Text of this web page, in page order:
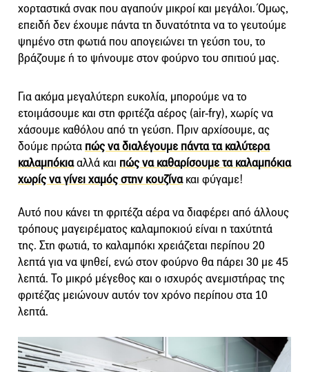
χορταστικά σνακ που αγαπούν μικροί και μεγάλοι. Όμως,
επειδή δεν έχουμε πάντα τη δυνατότητα να το γευτούμε
ψημένο στη φωτιά που απογειώνει τη γεύση του, το
βράζουμε ή το ψήνουμε στον φούρνο του σπιτιού μας.
Για ακόμα μεγαλύτερη ευκολία, μπορούμε να το
ετοιμάσουμε και στη φριτέζα αέρος (air-fry), χωρίς να
χάσουμε καθόλου από τη γεύση. Πριν αρχίσουμε, ας
δούμε πρώτα πώς να διαλέγουμε πάντα τα καλύτερα
καλαμπόκιααλλά και πώς να καθαρίσουμε τα καλαμπόκια
χωρίς να γίνει χαμός στην κουζίνακαι φύγαμε!
Αυτό που κάνει τη φριτέζα αέρα να διαφέρει από άλλους
τρόπους μαγειρέματος καλαμποκιού είναι η ταχύτητά
της. Στη φωτιά, το καλαμπόκι χρειάζεται περίπου 20
λεπτά για να ψηθεί, ενώ στον φούρνο θα πάρει 30 με 45
λεπτά. Το μικρό μέγεθος και ο ισχυρός ανεμιστήρας της
φριτέζας μειώνουν αυτόν τον χρόνο περίπου στα 10
λεπτά.